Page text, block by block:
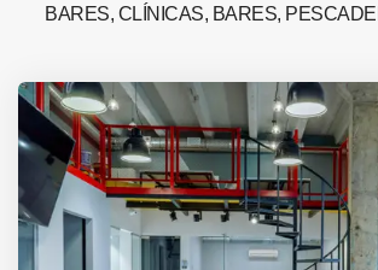
BARES, CLÍNICAS, BARES,